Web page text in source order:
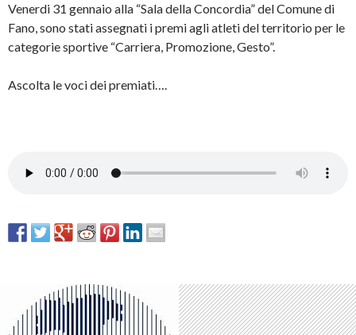
Venerdi 31 gennaio alla “Sala della Concordia” del Comune di
Fano, sono stati assegnati i premi agli atleti del territorio per le
categorie sportive “Carriera, Promozione, Gesto”.
Ascolta le voci dei premiati….